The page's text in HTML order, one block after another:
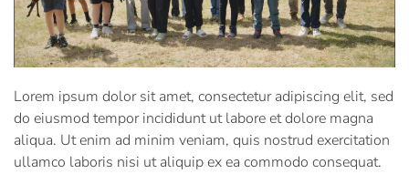
Lorem ipsum dolor sit amet, consectetur adipiscing elit, sed
do eiusmod tempor incididunt ut labore et dolore magna
aliqua. Ut enim ad minim veniam, quis nostrud exercitation
ullamco laboris nisi ut aliquip ex ea commodo consequat.